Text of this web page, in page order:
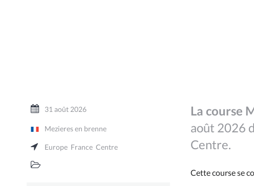
31 août 2026
Mezieres en brenne
Europe France Centre
La course
août 2026
Centre.
Cette course se